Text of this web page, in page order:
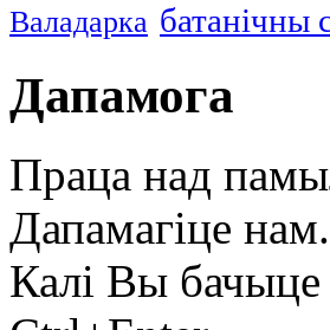
Валадарка батанічны
Дапамога
Праца над
Дапамагіце нам.
Калі Вы бачыце